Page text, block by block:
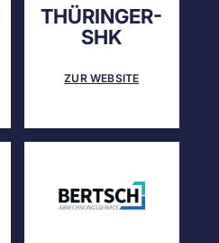
THÜRINGER-
SHK
ZUR WEBSITE